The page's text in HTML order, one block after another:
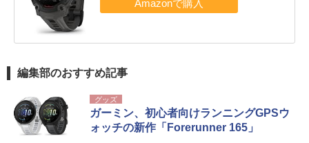
編集部のおすすめ記事
グッズ
ガーミン、初心者向けランニングGPSウ
ォッチの新作「Forerunner 165」